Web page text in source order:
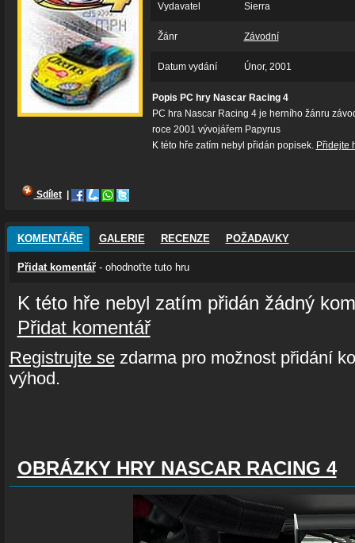
Vydavatel Sierra
Žánr Závodní
Datum vydání Únor, 2001
Popis PC hry Nascar Racing 4
PC hra Nascar Racing 4 je herního žánru
roce 2001 vývojářem Papyrus
K této hře zatím nebyl přidán popisek. Přidejte
Sdílet
KOMENTÁŘE GALERIE RECENZE POŽADAVKY
Přidat komentář- ohodnoťte tuto hru
K této hře nebyl zatím přidán žádný
Přidat komentář
Registrujte sezdarma pro možnost přidání
výhod.
OBRÁZKY HRY NASCAR RACING 4